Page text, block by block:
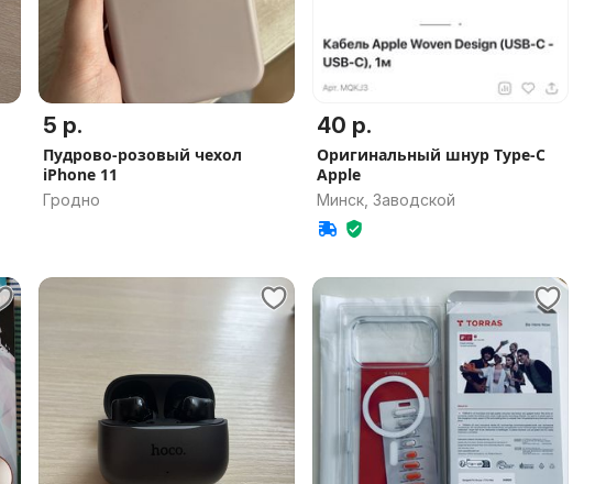
5 р.
Пудрово-розовый чехол
iPhone 11
Гродно
40 р.
Оригинальный шнур Type-C
Apple
Минск, Заводской